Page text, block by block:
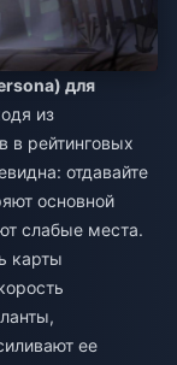
для
из
в рейтинговых
отдавайте
основной
слабые места.
карты
ее